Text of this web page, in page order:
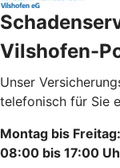
Vilshofen-
Unser
telefonisch für Sie
Montag bis Freitag:
08:00 bis 17:00